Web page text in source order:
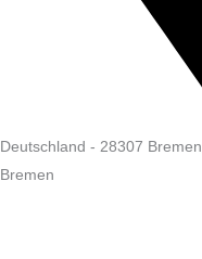
Deutschland - 28307 Bremen
Bremen